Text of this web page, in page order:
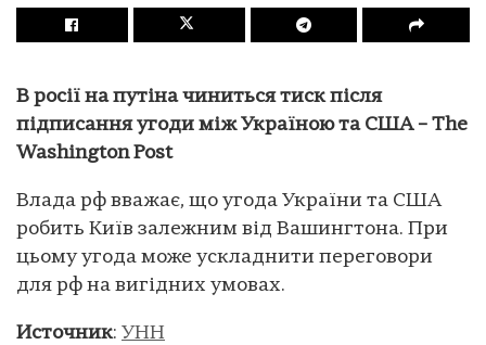
В росії на путіна чиниться тиск після
підписання угоди між Україною та США – The
Washington Post
Влада рф вважає, що угода України та США
робить Київ залежним від Вашингтона. При
цьому угода може ускладнити переговори
для рф на вигідних умовах.
Источник: УНН